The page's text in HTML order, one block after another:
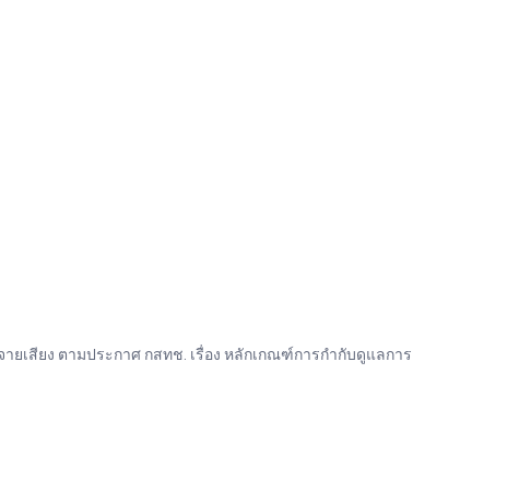
เสียง ตามประกาศ กสทช. เรื่อง หลักเกณฑ์การกำกับดูแลการ